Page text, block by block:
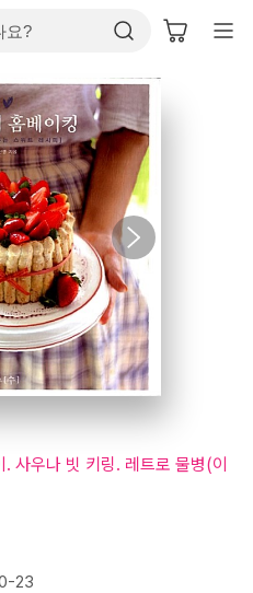
사우나 빗 키링. 레트로 물병(이
23